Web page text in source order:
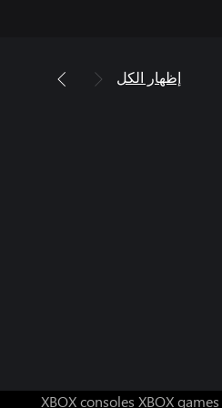
إظهار الكل
XBOX consoles XBOX games